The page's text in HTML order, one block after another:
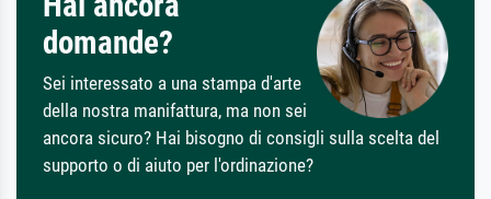
domande?
Sei interessato a una stampa d'arte
della nostra manifattura, ma non sei
ancora sicuro? Hai bisogno di consigli sulla scelta del
supporto o di aiuto per l'ordinazione?